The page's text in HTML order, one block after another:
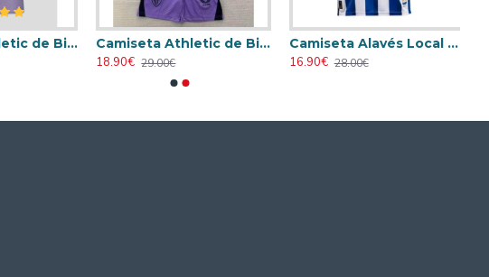
Camiseta Athletic de Bilbao 2024/2025 Alternativo
Camiseta Athletic de Bilbao 2024/2025 Alternativo Niño Kit
18.90€
29.00€
Camiseta Alavés Local 2025/2026 Azul/Blanco con Parche La Liga
16.90€
28.00€